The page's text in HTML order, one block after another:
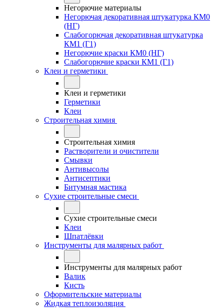
Негорючие материалы
Негорючая декоративная штукатурка КМ0
(НГ)
Слабогорючая декоративная штукатурка
КМ1 (Г1)
Негорючие краски КМ0 (НГ)
Слабогорючие краски КМ1 (Г1)
Клеи и герметики
Клеи и герметики
Герметики
Клеи
Строительная химия
Строительная химия
Растворители и очистители
Смывки
Антивысолы
Антисептики
Битумная мастика
Сухие строительные смеси
Сухие строительные смеси
Клеи
Шпатлёвки
Инструменты для малярных работ
Инструменты для малярных работ
Валик
Кисть
Оформительские материалы
Жидкая теплоизоляция